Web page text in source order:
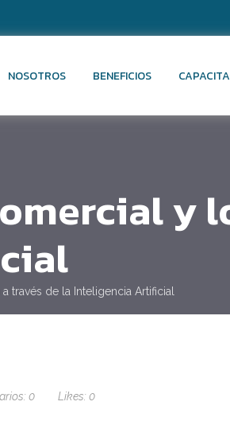
NOSOTROS BENEFICIOS
y
través de la Inteligencia Artificial
0 Likes: 0